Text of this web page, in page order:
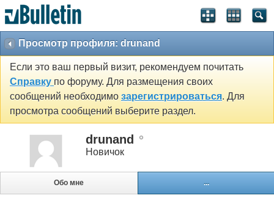
Просмотр профиля: drunand
Если это ваш первый визит, рекомендуем почитать
Справку по форуму. Для размещения своих
сообщений необходимо зарегистрироваться. Для
просмотра сообщений выберите раздел.
drunand
Новичок
Обо мне ...